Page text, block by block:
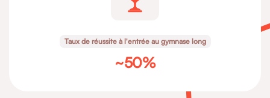
Taux de réussite à l'entrée au gymnase long
~50%